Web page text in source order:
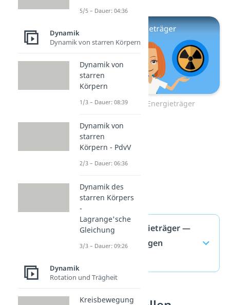
Zum Video: Energieträger
Fossile Energieträger —
häufigste Fragen
5/5 – Dauer: 04:36
Dynamik
Dynamik von starren Körpern
Dynamik von
starren
Körpern
1/3 – Dauer: 08:39
Dynamik von
starren
Körpern - PdvV
2/3 – Dauer: 06:36
Dynamik des
starren Körpers
-
Lagrange'sche
Gleichung
3/3 – Dauer: 09:26
Dynamik
Rotation und Trägheit
Kreisbewegung